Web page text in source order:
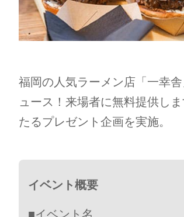
福岡の人気ラーメン店「一幸
ュース！来場者に無料提供し
たるプレゼント企画を実施。
イベント概要
■イベント名